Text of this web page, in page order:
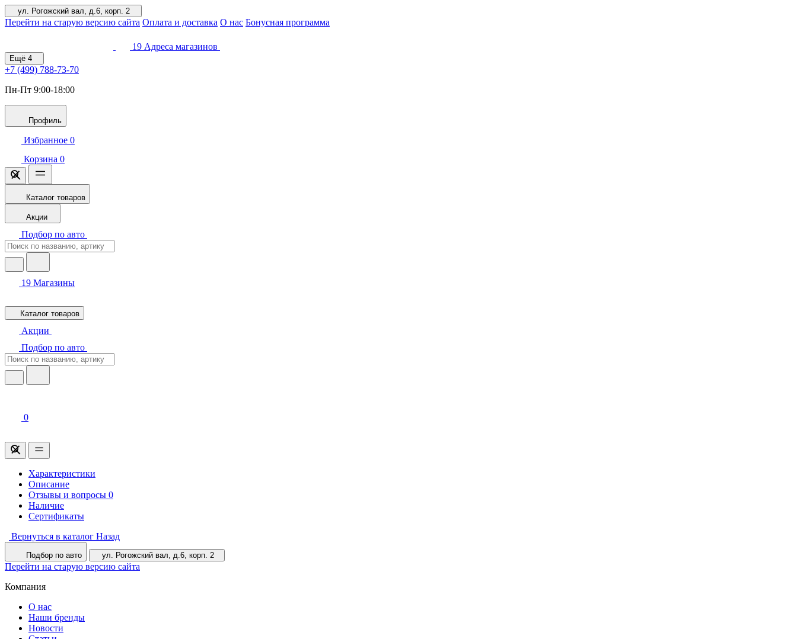
ул. Рогожский вал, д.6, корп. 2
Перейти на старую версию сайта Оплата и доставка О нас Бонусная программа
19 Адреса магазинов
Ещё 4
+7 (499) 788-73-70
Пн-Пт 9:00-18:00
Профиль
Избранное 0
Корзина 0
Каталог товаров
Акции
Подбор по авто
19 Магазины
Каталог товаров
Акции
Подбор по авто
0
Характеристики
Описание
Отзывы и вопросы 0
Наличие
Сертификаты
Вернуться в каталог Назад
Подбор по авто ул. Рогожский вал, д.6, корп. 2
Перейти на старую версию сайта
Компания
О нас
Наши бренды
Новости